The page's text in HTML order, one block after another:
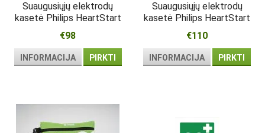
Suaugusiųjų elektrodų
kasetė Philips HeartStart
HS1
€98
INFORMACIJA PIRKTI
Suaugusiųjų elektrodų
kasetė Philips HeartStart
FRx
€110
INFORMACIJA PIRKTI